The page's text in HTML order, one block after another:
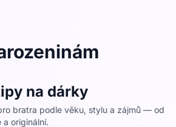
(čepice, trička,
nebo kosmetika pro muže,
dárky. Pokud bratr slaví
let, jsou oblíbené i zážitky
na dárky
bratra podle věku, stylu a zájmů — od
originální.